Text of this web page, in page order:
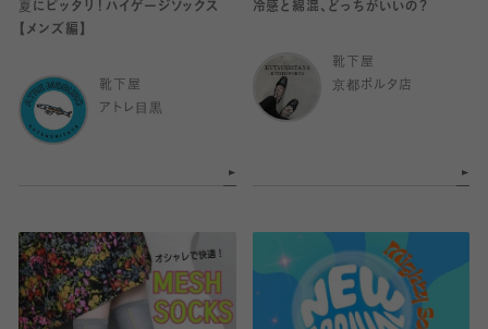
夏にピッタリ！ハイゲージソックス
【メンズ編】
靴下屋
アトレ目黒
冷感と綿混、どっちがいいの？
靴下屋
京都ポルタ店